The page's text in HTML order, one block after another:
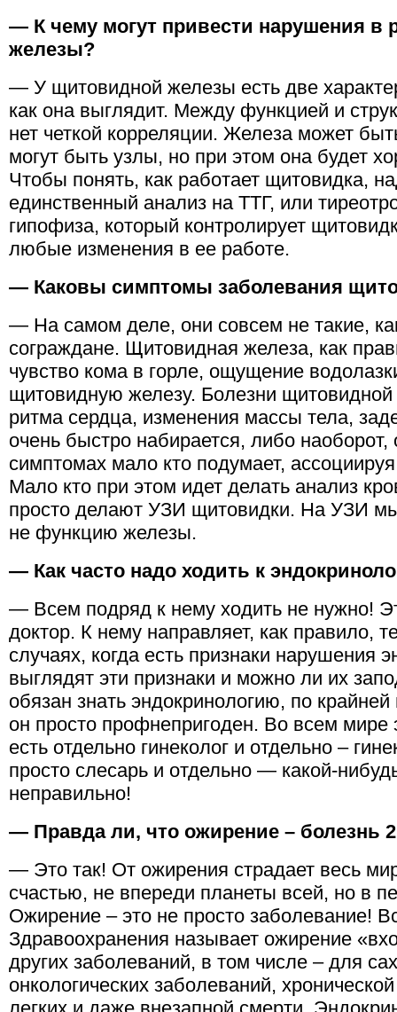
— К чему могут привести нарушения в
железы?
— У щитовидной железы есть две
как она выглядит. Между функцией и
нет четкой корреляции. Железа может
могут быть узлы, но при этом она будет
Чтобы понять, как работает щитовидка,
единственный анализ на ТТГ, или
гипофиза, который контролирует
любые изменения в ее работе.
— Каковы симптомы заболевания
— На самом деле, они совсем не такие,
сограждане. Щитовидная железа, как
чувство кома в горле, ощущение
щитовидную железу. Болезни
ритма сердца, изменения массы тела,
очень быстро набирается, либо наоборот,
симптомах мало кто подумает,
Мало кто при этом идет делать анализ
просто делают УЗИ щитовидки. На УЗИ мы
не функцию железы.
— Как часто надо ходить к
— Всем подряд к нему ходить не нужно!
доктор. К нему направляет, как правило,
случаях, когда есть признаки нарушения
выглядят эти признаки и можно ли их
обязан знать эндокринологию, по
он просто профнепригоден. Во всем мире
есть отдельно гинеколог и отдельно –
просто слесарь и отдельно — какой-
неправильно!
— Правда ли, что ожирение – болезнь
— Это так! От ожирения страдает весь
счастью, не впереди планеты всей, но в
Ожирение – это не просто заболевание!
Здравоохранения называет ожирение
других заболеваний, в том числе – для
онкологических заболеваний,